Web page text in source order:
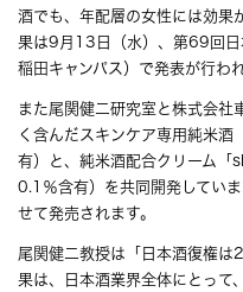
酒でも、年配層の女性には効果
果は9月13日（水）、第69回日
稲田キャンパス）で発表が行わ
また尾関健二研究室と株式会
く含んだスキンケア専用純米
有）と、純米酒配合クリーム
0.1％含有）を共同開発してい
せて発売されます。
尾関健二教授は「日本酒復権
果は、日本酒業界全体にとって